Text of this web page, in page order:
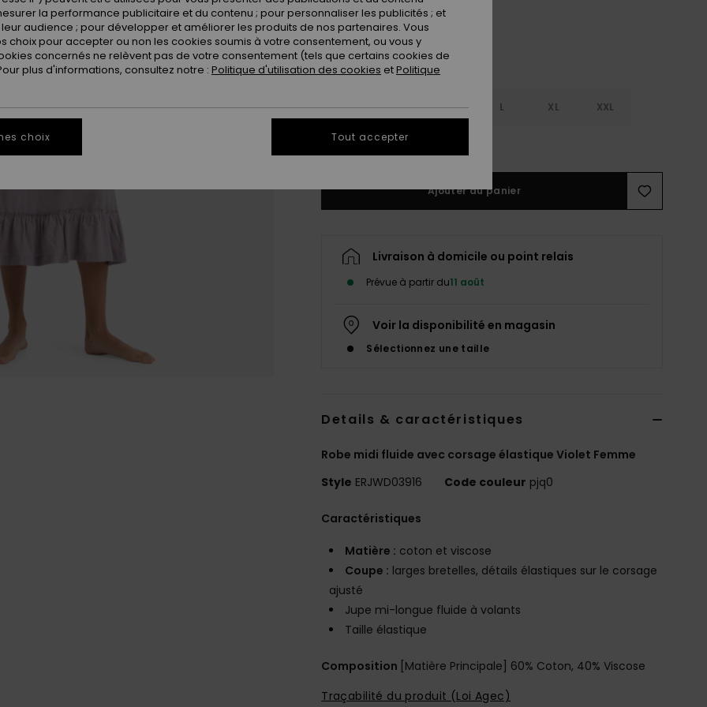
XS S M L XL XXL
Voir le Guide des tailles
Ajouter au panier
Livraison à domicile ou point relais
Prévue à partir du11 août
Voir la disponibilité en magasin
Sélectionnez une taille
Details & caractéristiques
Robe midi fluide avec corsage élastique Violet Femme
Style ERJWD03916 Code couleur pjq0
Caractéristiques
Matière : coton et viscose
Coupe : larges bretelles, détails élastiques sur le corsage
ajusté
Jupe mi-longue fluide à volants
Taille élastique
Composition [Matière Principale] 60% Coton, 40% Viscose
Traçabilité du produit (Loi Agec)
la performance publicitaire et du contenu ; pour personnaliser les publicités ; et
audience ; pour développer et améliorer les produits de nos partenaires. Vous
choix pour accepter ou non les cookies soumis à votre consentement, ou vous y
concernés ne relèvent pas de votre consentement (tels que certains cookies de
plus d'informations, consultez notre : Politique d'utilisation des cookies etPolitique
choix Tout accepter